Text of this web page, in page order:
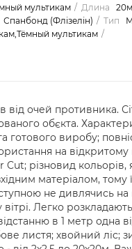
мультикам
Длина 20м
Спанбонд (Флізелін) Тип
мультикам
від очей противника.
обєкта.
готового виробу;
на відкритому
різновид кольорів,
матеріалом, тому
не дивлячись на
Легко
в 1 метр одна
листя; хвойний ліс;